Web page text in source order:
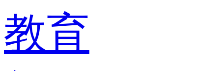
教育